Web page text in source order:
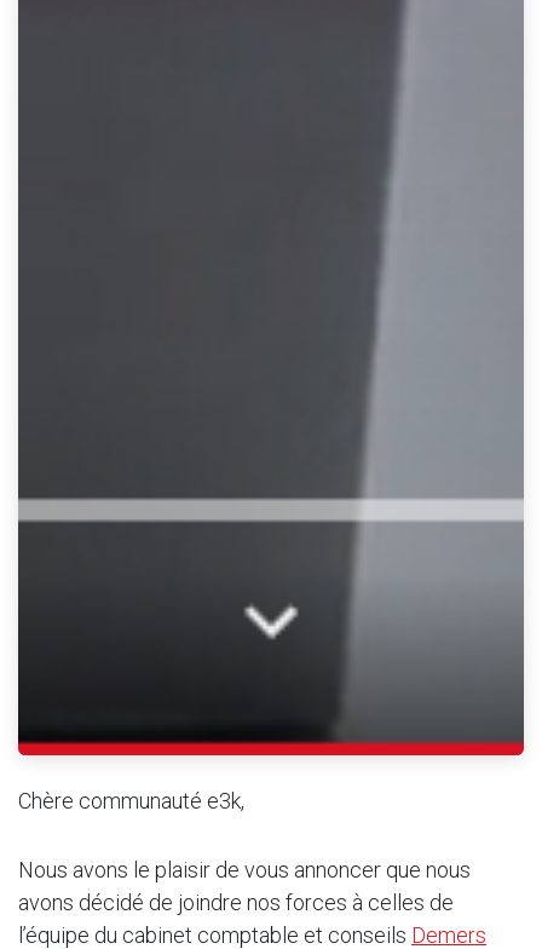
Chère communauté e3k,
Nous avons le plaisir de vous annoncer que nous
avons décidé de joindre nos forces à celles de
l’équipe du cabinet comptable et conseils Demers